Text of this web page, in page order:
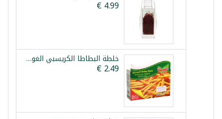
خلطة البطاطا الكريسبي الغوطة 100غ